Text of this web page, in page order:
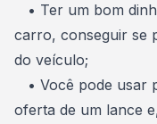
• Ter um bom
carro, conseguir se
do veículo;
• Você pode usar
oferta de um lance